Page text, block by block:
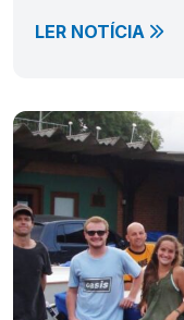
LER NOTÍCIA